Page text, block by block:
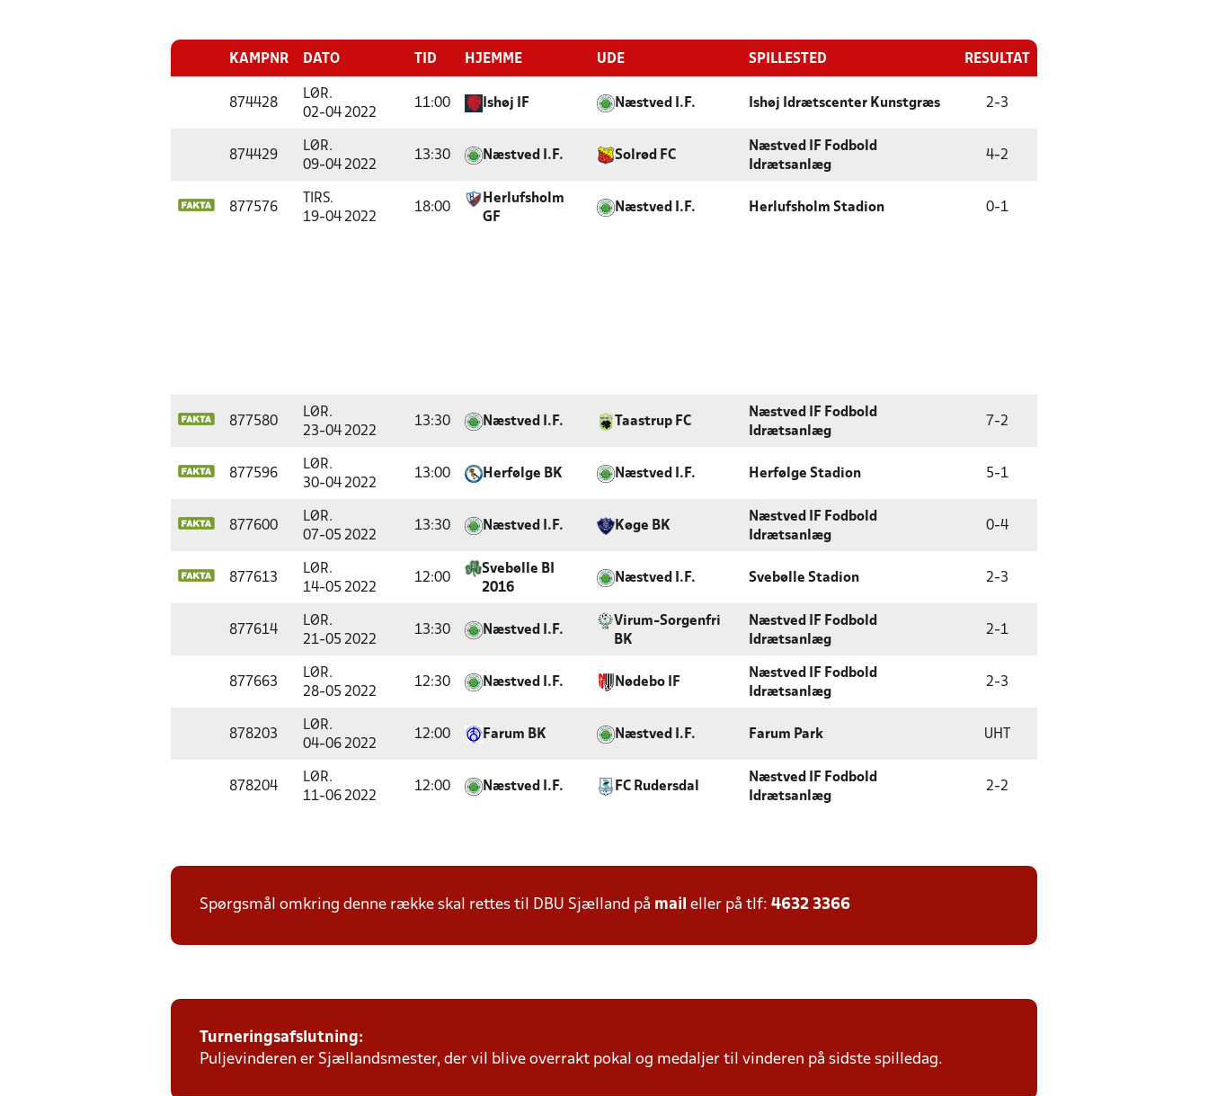
KAMPNR DATO TID HJEMME UDE SPILLESTED RESULTAT
874428
LØR.
02-04 2022
11:00 Ishøj IF Næstved I.F. Ishøj Idrætscenter Kunstgræs 2-3
874429
LØR.
09-04 2022
13:30 Næstved I.F. Solrød FC
Næstved IF Fodbold
Idrætsanlæg
4-2
877576
TIRS.
19-04 2022
18:00
Herlufsholm
GF
Næstved I.F. Herlufsholm Stadion 0-1
877580
LØR.
23-04 2022
13:30 Næstved I.F. Taastrup FC
Næstved IF Fodbold
Idrætsanlæg
7 -2
877596
LØR.
30-04 2022
13:00 Herfølge BK Næstved I.F. Herfølge Stadion 5-1
877600
LØR.
07-05 2022
13:30 Næstved I.F. Køge BK
Næstved IF Fodbold
Idrætsanlæg
0-4
877613
LØR.
14-05 2022
12:00
Svebølle BI
2016
Næstved I.F. Svebølle Stadion 2-3
877614
LØR.
21-05 2022
13:30 Næstved I.F.
Virum-Sorgenfri
BK
Næstved IF Fodbold
Idrætsanlæg
2-1
877663
LØR.
28-05 2022
12:30 Næstved I.F. Nødebo IF
Næstved IF Fodbold
Idrætsanlæg
2-3
878203
LØR.
04-06 2022
12:00 Farum BK Næstved I.F. Farum Park UHT
878204
LØR.
11-06 2022
12:00 Næstved I.F. FC Rudersdal
Næstved IF Fodbold
Idrætsanlæg
2-2
Spørgsmål omkring denne række skal rettes til DBU Sjælland på mail eller på tlf: 4632 3366
Turneringsafslutning:
Puljevinderen er Sjællandsmester, der vil blive overrakt pokal og medaljer til vinderen på sidste spilledag.